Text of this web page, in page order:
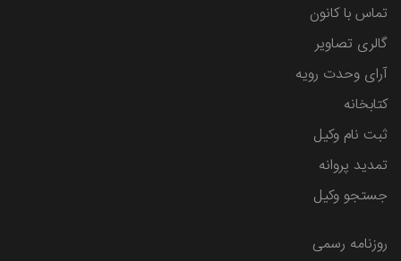
تماس با کانون
گالری تصاویر
آرای وحدت رویه
کتابخانه
ثبت نام وکیل
تمدید پروانه
جستجو وکیل
روزنامه رسمی